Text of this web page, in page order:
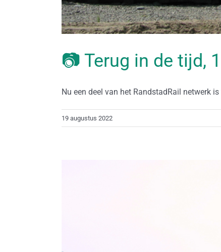
📷 Terug in de tijd,
Nu een deel van het RandstadRail netwerk is
19 augustus 2022